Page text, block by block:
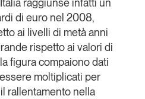
raggiunse infatti un
di euro nel 2008,
ai livelli di metà anni
rispetto ai valori di
figura compaiono dati
moltiplicati per
rallentamento nella